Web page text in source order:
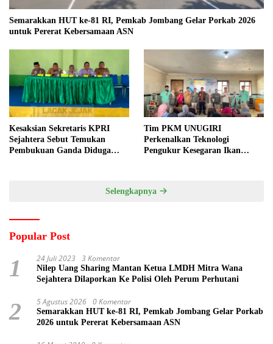
Semarakkan HUT ke-81 RI, Pemkab Jombang Gelar Porkab 2026
untuk Pererat Kebersamaan ASN
Kesaksian Sekretaris KPRI
Sejahtera Sebut Temukan
Pembukuan Ganda Diduga
Tim PKM UNUGIRI
Perkenalkan Teknologi
Pengukur Kesegaran Ikan
Selengkapnya
Popular Post
1 24 Juli 2023 3 Komentar
Nilep Uang Sharing Mantan Ketua LMDH Mitra Wana
Sejahtera Dilaporkan Ke Polisi Oleh Perum Perhutani
2 5 Agustus 2026 0 Komentar
Semarakkan HUT ke-81 RI, Pemkab Jombang Gelar Porkab
2026 untuk Pererat Kebersamaan ASN